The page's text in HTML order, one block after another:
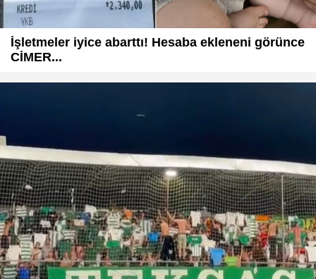
İşletmeler iyice abarttı! Hesaba ekleneni görünce
CİMER...